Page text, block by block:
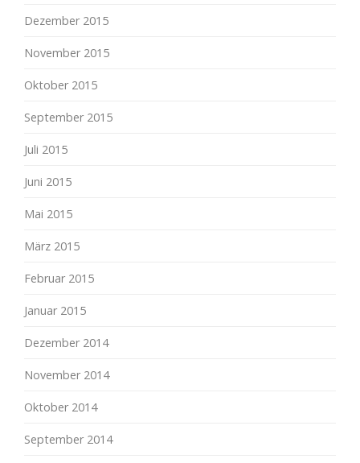
Dezember 2015
November 2015
Oktober 2015
September 2015
Juli 2015
Juni 2015
Mai 2015
März 2015
Februar 2015
Januar 2015
Dezember 2014
November 2014
Oktober 2014
September 2014